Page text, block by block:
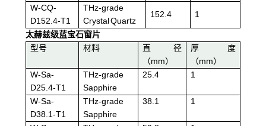
W-CQ-
D152.4-T1
THz-grade
Crystal Quartz
152.4 1
太赫兹级蓝宝石窗片
型号
材料
直径
（mm）
厚度
（mm）
W-Sa-
D25.4-T1
THz-grade
Sapphire
25.4 1
W-Sa-
D38.1-T1
THz-grade
Sapphire
38.1 1